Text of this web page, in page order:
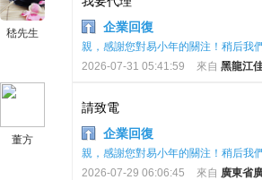
嵇先生
企業回復
親，感謝您對易小年的關注！稍后我
2026-07-31 05:41:59
來自 黑龍江
董方
請致電
企業回復
親，感謝您對易小年的關注！稍后我
2026-07-29 06:06:45
來自 廣東省